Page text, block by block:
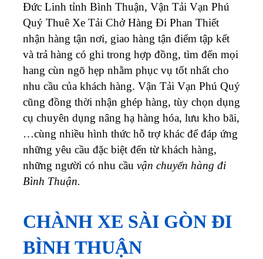
Đức Linh tỉnh Bình Thuận, Vận Tải Vạn Phú
Quý Thuê Xe Tải Chở Hàng Đi Phan Thiết
nhận hàng tận nơi, giao hàng tận điểm tập kết
và trả hàng có ghi trong hợp đồng, tìm đến mọi
hang cùn ngõ hẹp nhằm phục vụ tốt nhất cho
nhu cầu của khách hàng. Vận Tải Vạn Phú Quý
cũng đồng thời nhận ghép hàng, tùy chọn dụng
cụ chuyên dụng nâng hạ hàng hóa, lưu kho bãi,
…cùng nhiều hình thức hỗ trợ khác để đáp ứng
những yêu cầu đặc biệt đến từ khách hàng,
những người có nhu cầu vận chuyển hàng đi
Bình Thuận.
CHÀNH XE SÀI GÒN ĐI
BÌNH THUẬN